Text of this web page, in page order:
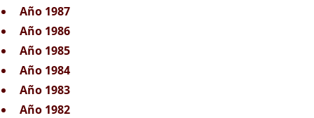
Año 1987
Año 1986
Año 1985
Año 1984
Año 1983
Año 1982